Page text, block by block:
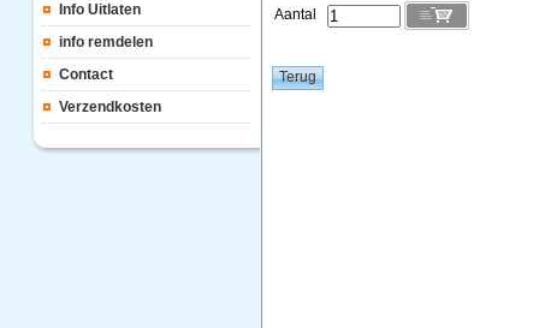
Info Uitlaten
info remdelen
Contact
Verzendkosten
Aantal